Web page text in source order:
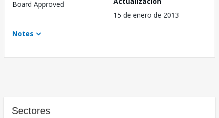
Board Approved
15 de enero de 2013
Notes
Sectores